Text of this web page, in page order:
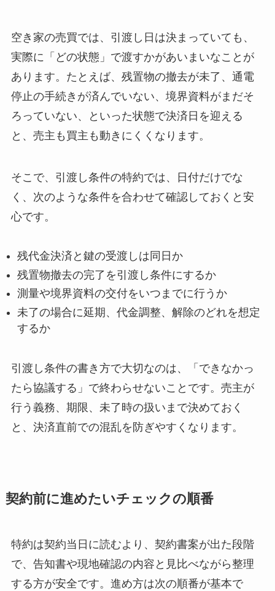
空き家の売買では、引渡し日は決まっていても、
実際に「どの状態」で渡すかがあいまいなことが
あります。たとえば、残置物の撤去が未了、通電
停止の手続きが済んでいない、境界資料がまだそ
ろっていない、といった状態で決済日を迎える
と、売主も買主も動きにくくなります。
そこで、引渡し条件の特約では、日付だけでな
く、次のような条件を合わせて確認しておくと安
心です。
残代金決済と鍵の受渡しは同日か
残置物撤去の完了を引渡し条件にするか
測量や境界資料の交付をいつまでに行うか
未了の場合に延期、代金調整、解除のどれを想定
するか
引渡し条件の書き方で大切なのは、「できなかっ
たら協議する」で終わらせないことです。売主が
行う義務、期限、未了時の扱いまで決めておく
と、決済直前での混乱を防ぎやすくなります。
契約前に進めたいチェックの順番
特約は契約当日に読むより、契約書案が出た段階
で、告知書や現地確認の内容と見比べながら整理
する方が安全です。進め方は次の順番が基本で